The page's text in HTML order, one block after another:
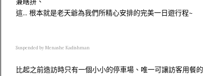
這... 根本就是老天爺為我們所精心安排的完美一日遊行程~
Suspended by Menashe Kadishman
比起之前造訪時只有一個小小的停車場、唯一可讓訪客用餐的